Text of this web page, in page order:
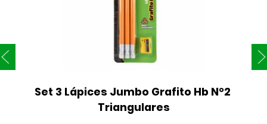
Set 3 Lápices Jumbo Grafito Hb N°2
Triangulares